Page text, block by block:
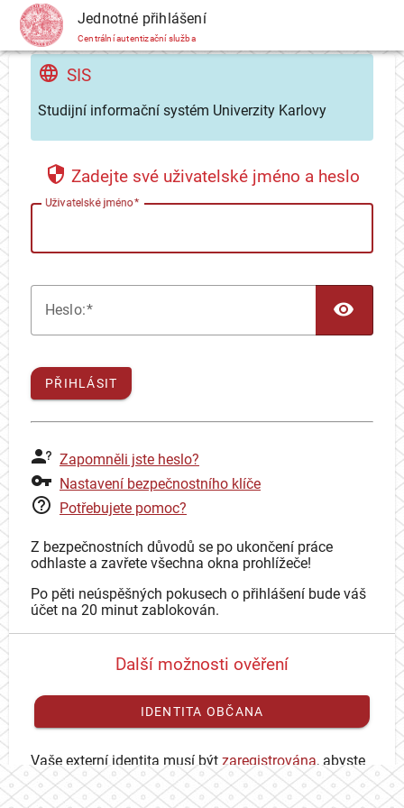
CAS Jednotné přihlášení
Centrální autentizační služba
SIS
Studijní informační systém Univerzity Karlovy
Zadejte své uživatelské jméno a heslo
Uživatelské jméno
Heslo:
PŘIHLÁSIT
Zapomněli jste heslo?
Nastavení bezpečnostního klíče
Potřebujete pomoc?
Z bezpečnostních důvodů se po ukončení práce
odhlaste a zavřete všechna okna prohlížeče!
Po pěti neúspěšných pokusech o přihlášení bude váš
účet na 20 minut zablokován.
Další možnosti ověření
IDENTITA OBČANA
Vaše externí identita musí být zaregistrována, abyste
se mohli přihlásit ke svému CAS účtu.